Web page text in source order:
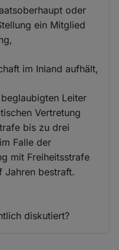
oder
ein Mitglied
im Inland aufhält,
Leiter
Vertretung
bis zu drei
Falle der
mit Freiheitsstrafe
Jahren bestraft.
diskutiert?